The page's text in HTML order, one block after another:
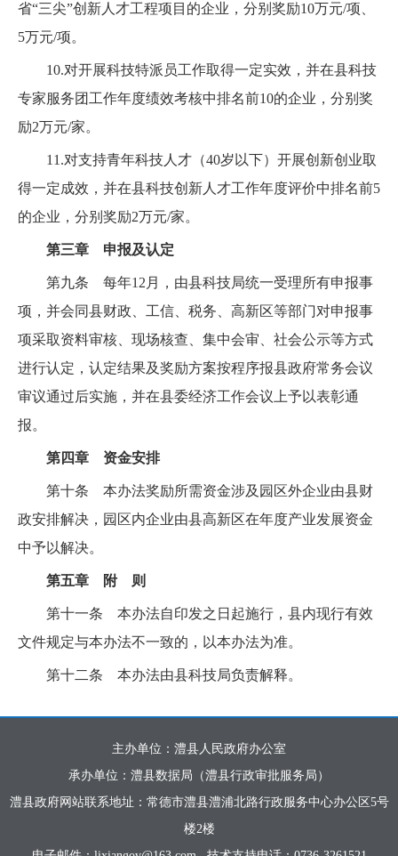
省“三尖”创新人才工程项目的企业，分别奖励10万元/项、
5万元/项。
10.对开展科技特派员工作取得一定实效，并在县科技
专家服务团工作年度绩效考核中排名前10的企业，分别奖
励2万元/家。
11.对支持青年科技人才（40岁以下）开展创新创业取
得一定成效，并在县科技创新人才工作年度评价中排名前5
的企业，分别奖励2万元/家。
第三章 申报及认定
第九条 每年12月，由县科技局统一受理所有申报事
项，并会同县财政、工信、税务、高新区等部门对申报事
项采取资料审核、现场核查、集中会审、社会公示等方式
进行认定，认定结果及奖励方案按程序报县政府常务会议
审议通过后实施，并在县委经济工作会议上予以表彰通
报。
第四章 资金安排
第十条 本办法奖励所需资金涉及园区外企业由县财
政安排解决，园区内企业由县高新区在年度产业发展资金
中予以解决。
第五章 附 则
第十一条 本办法自印发之日起施行，县内现行有效
文件规定与本办法不一致的，以本办法为准。
第十二条 本办法由县科技局负责解释。
主办单位：澧县人民政府办公室
承办单位：澧县数据局（澧县行政审批服务局）
澧县政府网站联系地址：常德市澧县澧浦北路行政服务中心办公区5号
楼2楼